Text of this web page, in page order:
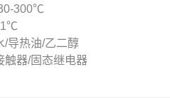
300℃
/导热油/乙二醇
触器/固态继电器